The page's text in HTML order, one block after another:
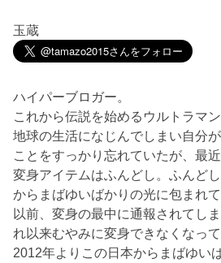
玉蔵
ハイパーブロガー。
これから伝説を始めるウルトラマン
地球の生活になじんでしまい自分
ことをすっかり忘れていたが、最近
変身アイテムはふんどし。ふんど
からまばゆいばかりの光に包まれて
以前、変身の最中に通報されてし
れ以来むやみに変身できなくなって
2012年よりこの日本からまばゆい